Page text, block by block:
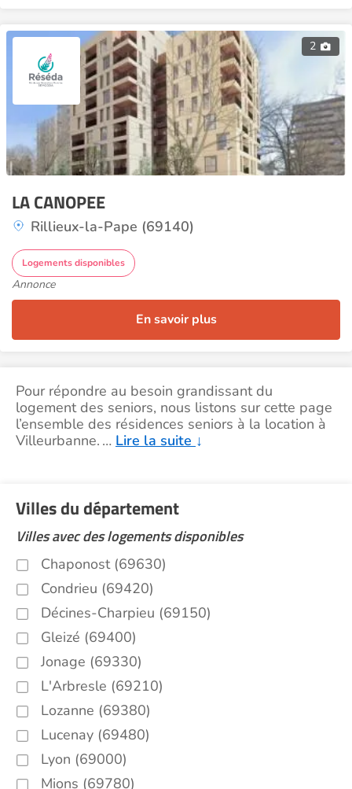
2
LA CANOPEE
Rillieux-la-Pape (69140)
Logements disponibles
Annonce
En savoir plus
Pour répondre au besoin grandissant du
logement des seniors, nous listons sur cette page
l’ensemble des résidences seniors à la location à
Villeurbanne. … Lire la suite ↓
Villes du département
Villes avec des logements disponibles
Chaponost (69630)
Condrieu (69420)
Décines-Charpieu (69150)
Gleizé (69400)
Jonage (69330)
L'Arbresle (69210)
Lozanne (69380)
Lucenay (69480)
Lyon (69000)
Mions (69780)